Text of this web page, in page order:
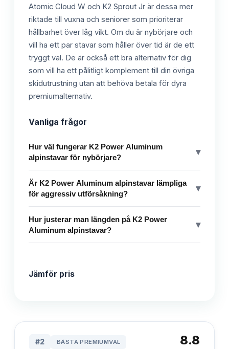
Atomic Cloud W och K2 Sprout Jr är dessa mer
riktade till vuxna och seniorer som prioriterar
hållbarhet över låg vikt. Om du är nybörjare och
vill ha ett par stavar som håller över tid är de ett
tryggt val. De är också ett bra alternativ för dig
som vill ha ett pålitligt komplement till din övriga
skidutrustning utan att behöva betala för dyra
premiumalternativ.
Vanliga frågor
Hur väl fungerar K2 Power Aluminum
alpinstavar för nybörjare?
▾
Är K2 Power Aluminum alpinstavar lämpliga
för aggressiv utförsåkning?
▾
Hur justerar man längden på K2 Power
Aluminum alpinstavar?
▾
Jämför pris
#2 BÄSTA PREMIUMVAL 8.8